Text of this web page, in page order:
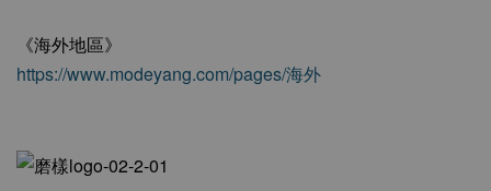
《海外地區》
https://www.modeyang.com/pages/海外